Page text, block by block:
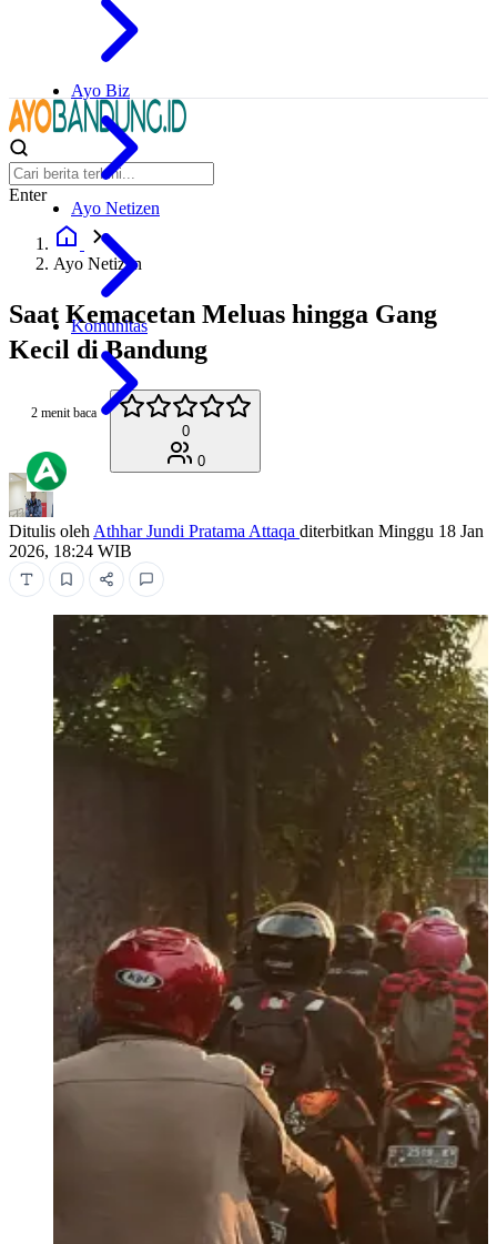
Ayo Biz
Ayo Netizen
Komunitas
Enter
Ayo Netizen
Saat Kemacetan Meluas hingga Gang
Kecil di Bandung
2 menit baca
0
0
Ditulis oleh Athhar Jundi Pratama Attaqa diterbitkan Minggu 18 Jan
2026, 18:24 WIB